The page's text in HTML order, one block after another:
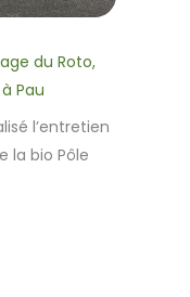
du Roto,
Pau
l’entretien
la bio Pôle